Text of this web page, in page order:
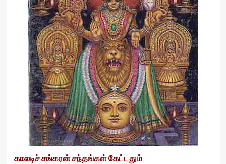
காலடிச் சங்கரன் சந்தங்கள் கேட்டதும்